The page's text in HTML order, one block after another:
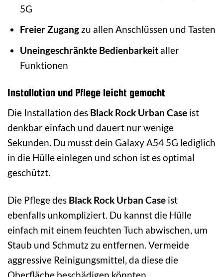
5G
Freier Zugangzu allen Anschlüssen und Tasten
Uneingeschränkte Bedienbarkeitaller
Funktionen
Installation und Pflege leicht gemacht
Die Installation des Black Rock Urban Case ist
denkbar einfach und dauert nur wenige
Sekunden. Du musst dein Galaxy A54 5G lediglich
in die Hülle einlegen und schon ist es optimal
geschützt.
Die Pflege des Black Rock Urban Case ist
ebenfalls unkompliziert. Du kannst die Hülle
einfach mit einem feuchten Tuch abwischen, um
Staub und Schmutz zu entfernen. Vermeide
aggressive Reinigungsmittel, da diese die